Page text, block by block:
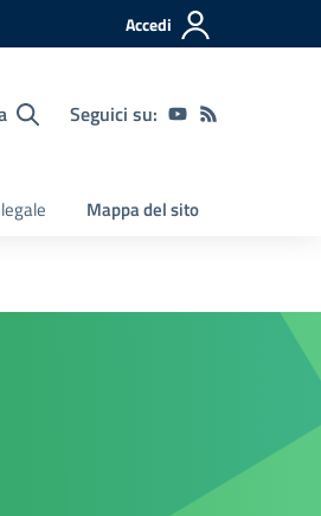
Accedi
Seguici su:
Mappa del sito